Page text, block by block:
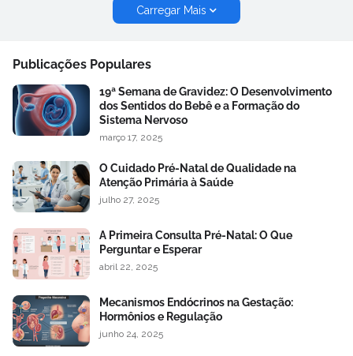
Carregar Mais
Publicações Populares
19ª Semana de Gravidez: O Desenvolvimento
dos Sentidos do Bebê e a Formação do
Sistema Nervoso
março 17, 2025
O Cuidado Pré-Natal de Qualidade na
Atenção Primária à Saúde
julho 27, 2025
A Primeira Consulta Pré-Natal: O Que
Perguntar e Esperar
abril 22, 2025
Mecanismos Endócrinos na Gestação:
Hormônios e Regulação
junho 24, 2025